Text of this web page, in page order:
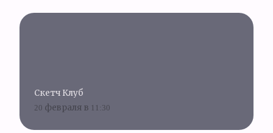
Скетч Клуб
20 февраля в 11:30